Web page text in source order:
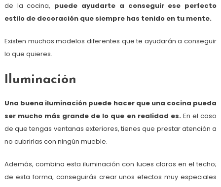
de la cocina, puede ayudarte a conseguir ese perfecto
estilo de decoración que siempre has tenido en tu mente.
Existen muchos modelos diferentes que te ayudarán a conseguir
lo que quieres.
Iluminación
Una buena iluminación puede hacer que una cocina pueda
ser mucho más grande de lo que en realidad es.En el caso
de que tengas ventanas exteriores, tienes que prestar atención a
no cubrirlas con ningún mueble.
Además, combina esta iluminación con luces claras en el techo;
de esta forma, conseguirás crear unos efectos muy especiales